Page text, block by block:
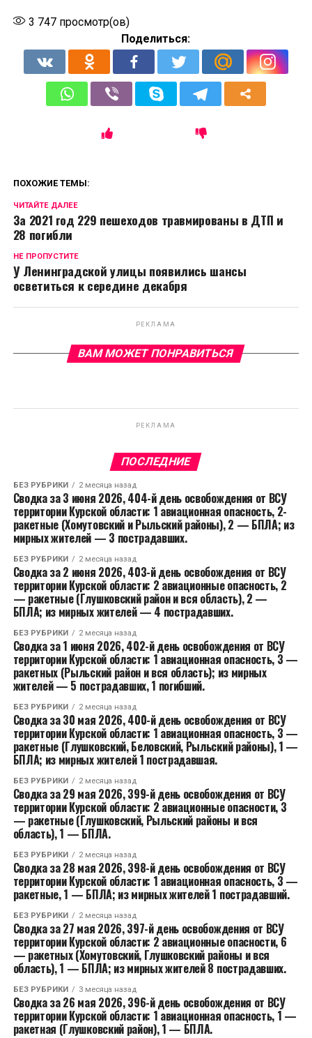
3 747просмотр(ов)
Поделиться:
ПОХОЖИЕ ТЕМЫ:
ЧИТАЙТЕ ДАЛЕЕ
За 2021 год 229 пешеходов травмированы в ДТП и
28 погибли
НЕ ПРОПУСТИТЕ
У Ленинградской улицы появились шансы
осветиться к середине декабря
РЕКЛАМА
ВАМ МОЖЕТ ПОНРАВИТЬСЯ
РЕКЛАМА
ПОСЛЕДНИЕ
БЕЗ РУБРИКИ 2 месяца назад
Сводка за 3 июня 2026, 404-й день освобождения от ВСУ
территории Курской области: 1 авиационная опасность, 2-
ракетные (Хомутовский и Рыльский районы), 2 — БПЛА; из
мирных жителей — 3 пострадавших.
БЕЗ РУБРИКИ 2 месяца назад
Сводка за 2 июня 2026, 403-й день освобождения от ВСУ
территории Курской области: 2 авиационные опасность, 2
— ракетные (Глушковский район и вся область), 2 —
БПЛА; из мирных жителей — 4 пострадавших.
БЕЗ РУБРИКИ 2 месяца назад
Сводка за 1 июня 2026, 402-й день освобождения от ВСУ
территории Курской области: 1 авиационная опасность, 3 —
ракетных (Рыльский район и вся область); из мирных
жителей — 5 пострадавших, 1 погибший.
БЕЗ РУБРИКИ 2 месяца назад
Сводка за 30 мая 2026, 400-й день освобождения от ВСУ
территории Курской области: 1 авиационная опасность, 3 —
ракетные (Глушковский, Беловский, Рыльский районы), 1 —
БПЛА; из мирных жителей 1 пострадавшая.
БЕЗ РУБРИКИ 2 месяца назад
Сводка за 29 мая 2026, 399-й день освобождения от ВСУ
территории Курской области: 2 авиационные опасности, 3
— ракетные (Глушковский, Рыльский районы и вся
область), 1 — БПЛА.
БЕЗ РУБРИКИ 2 месяца назад
Сводка за 28 мая 2026, 398-й день освобождения от ВСУ
территории Курской области: 1 авиационная опасность, 3 —
ракетные, 1 — БПЛА; из мирных жителей 1 пострадавший.
БЕЗ РУБРИКИ 2 месяца назад
Сводка за 27 мая 2026, 397-й день освобождения от ВСУ
территории Курской области: 2 авиационные опасности, 6
— ракетных (Хомутовский, Глушковский районы и вся
область), 1 — БПЛА; из мирных жителей 8 пострадавших.
БЕЗ РУБРИКИ 3 месяца назад
Сводка за 26 мая 2026, 396-й день освобождения от ВСУ
территории Курской области: 1 авиационная опасность, 1 —
ракетная (Глушковский район), 1 — БПЛА.